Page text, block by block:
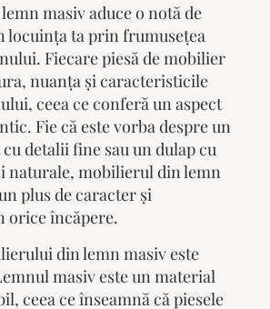
masivaduce o notă de
locuința ta prin frumusețea
Fiecare piesă de mobilier
nuanța și caracteristicile
ceea ce conferă un aspect
Fie că este vorba despre un
detalii fine sau un dulap cu
naturale, mobilierul din lemn
plus de caracter și
orice încăpere.
din lemn masiveste
masiv este un material
ceea ce înseamnă că piesele